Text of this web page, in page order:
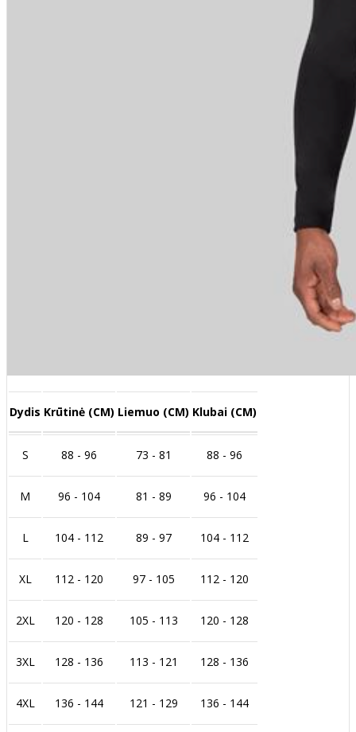
Dydis Krūtinė (CM) Liemuo (CM) Klubai (CM)
S 88 - 96 73 - 81 88 - 96
M 96 - 104 81 - 89 96 - 104
L 104 - 112 89 - 97 104 - 112
XL 112 - 120 97 - 105 112 - 120
2XL 120 - 128 105 - 113 120 - 128
3XL 128 - 136 113 - 121 128 - 136
4XL 136 - 144 121 - 129 136 - 144